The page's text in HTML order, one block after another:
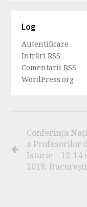
Log
Autentificare
IntrăriRSS
ComentariiRSS
WordPress.org
Conferința
a Profesorilor
Istorie – 12-14
2018, București